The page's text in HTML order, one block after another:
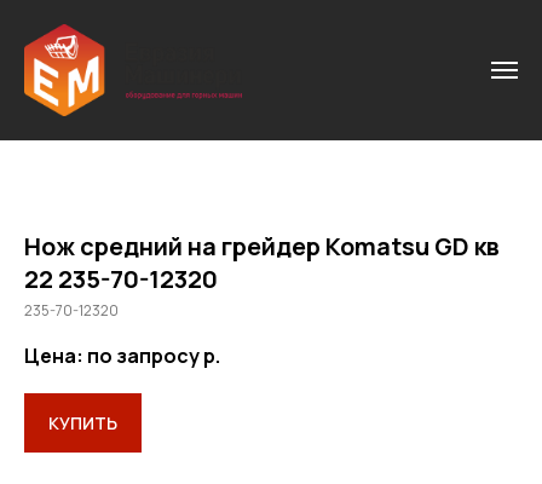
Нож средний на грейдер Komatsu GD кв
22 235-70-12320
235-70-12320
Цена: по запросур.
КУПИТЬ